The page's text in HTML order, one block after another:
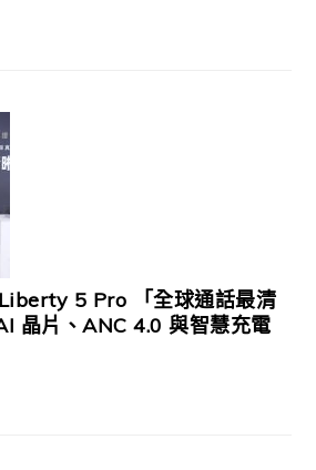
5 Pro 「全球通話最清
晶片、ANC 4.0 與智慧充電